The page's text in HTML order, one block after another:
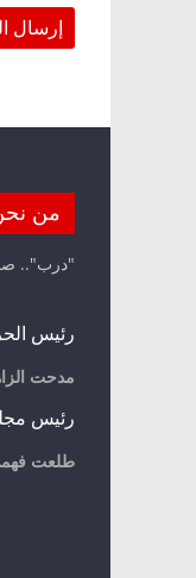
من
"درب"..
رئيس
مدحت
رئيس
طلعت